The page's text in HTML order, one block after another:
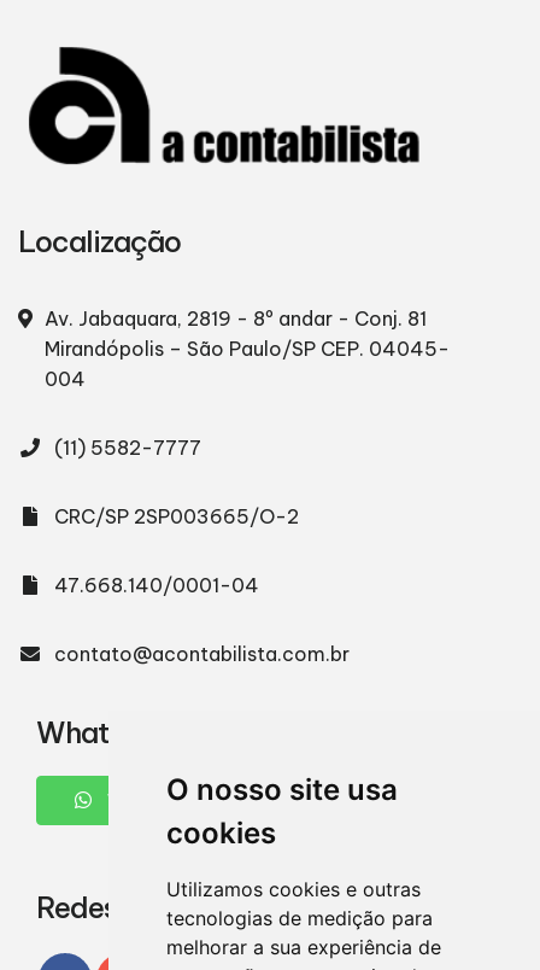
O nosso site usa
cookies
Utilizamos cookies e outras
tecnologias de medição para
melhorar a sua experiência de
Localização
Av. Jabaquara, 2819 - 8º andar - Conj. 81
Mirandópolis – São Paulo/SP CEP. 04045-
004
(11) 5582-7777
CRC/SP 2SP003665/O-2
47.668.140/0001-04
contato@acontabilista.com.br
WhatsApp
WHATSAPP
Redes Sociais